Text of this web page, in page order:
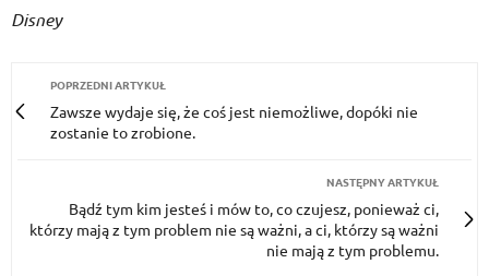
Disney
POPRZEDNI ARTYKUŁ
Zawsze wydaje się, że coś jest niemożliwe, dopóki nie
zostanie to zrobione.
NASTĘPNY ARTYKUŁ
Bądź tym kim jesteś i mów to, co czujesz, ponieważ ci,
którzy mają z tym problem nie są ważni, a ci, którzy są ważni
nie mają z tym problemu.